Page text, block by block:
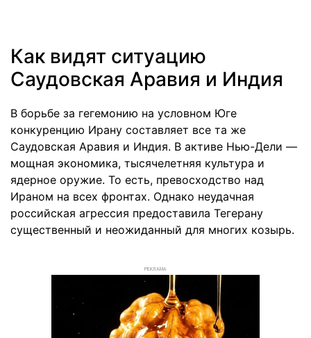
Как видят ситуацию
Саудовская Аравия и Индия
В борьбе за гегемонию на условном Юге
конкуренцию Ирану составляет все та же
Саудовская Аравия и Индия. В активе Нью-Дели —
мощная экономика, тысячелетняя культура и
ядерное оружие. То есть, превосходство над
Ираном на всех фронтах. Однако неудачная
российская агрессия предоставила Тегерану
существенный и неожиданный для многих козырь.
РЕКЛАМА